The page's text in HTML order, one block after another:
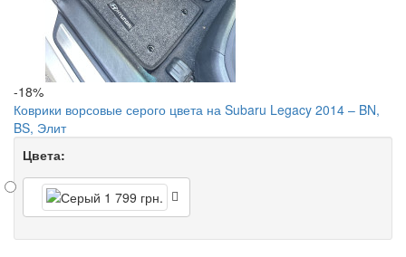
-18%
Коврики ворсовые серого цвета на Subaru Legacy 2014 – BN,
BS, Элит
Цвета: